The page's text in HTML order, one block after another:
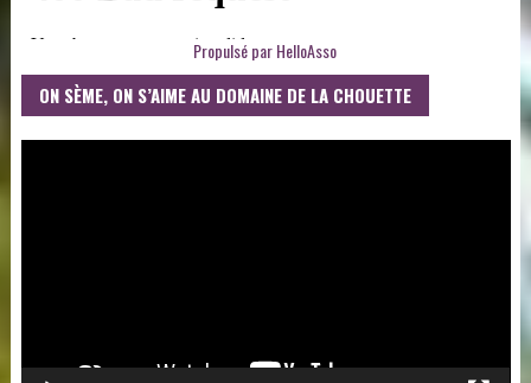
Propulsé parHelloAsso
ON SÈME, ON S’AIME AU DOMAINE DE LA CHOUETTE
LECTEUR